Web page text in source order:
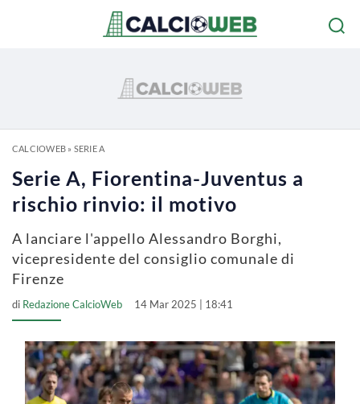
CALCIOWEB» SERIE A
Serie A, Fiorentina-Juventus a
rischio rinvio: il motivo
A lanciare l'appello Alessandro Borghi,
vicepresidente del consiglio comunale di
Firenze
di Redazione CalcioWeb 14 Mar 2025 | 18:41